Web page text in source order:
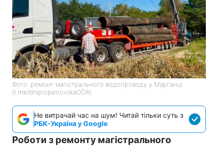
Фото: ремонт магістрального водопроводу у Марганці
(t.me/dnipropetrovskaODA)
Не витрачай час на шум! Читай тільки суть з
РБК-Україна у Google
Роботи з ремонту магістрального